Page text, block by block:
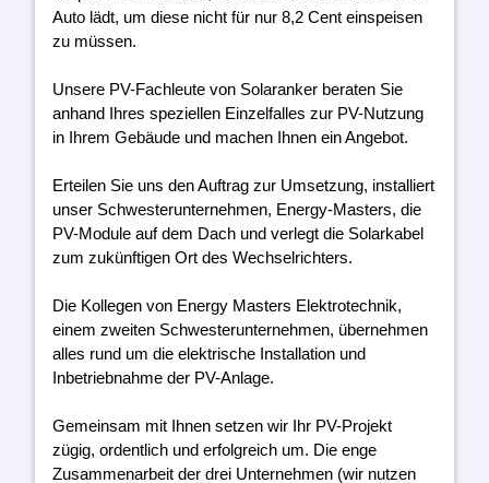
Auto lädt, um diese nicht für nur 8,2 Cent einspeisen
zu müssen.
Unsere PV-Fachleute von Solaranker beraten Sie
anhand Ihres speziellen Einzelfalles zur PV-Nutzung
in Ihrem Gebäude und machen Ihnen ein Angebot.
Erteilen Sie uns den Auftrag zur Umsetzung, installiert
unser Schwesterunternehmen, Energy-Masters, die
PV-Module auf dem Dach und verlegt die Solarkabel
zum zukünftigen Ort des Wechselrichters.
Die Kollegen von Energy Masters Elektrotechnik,
einem zweiten Schwesterunternehmen, übernehmen
alles rund um die elektrische Installation und
Inbetriebnahme der PV-Anlage.
Gemeinsam mit Ihnen setzen wir Ihr PV-Projekt
zügig, ordentlich und erfolgreich um. Die enge
Zusammenarbeit der drei Unternehmen (wir nutzen